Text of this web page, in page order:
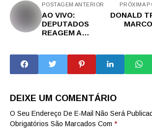
POSTAGEM ANTERIOR
AO VIVO:
DEPUTADOS
REAGEM A
OBSTRUÇÃO
IMEDIATA NO
CONGRESSO -
PRÓXIMA
DONALD
EM
COM
DEIXE UM COMENTÁRIO
O Seu Endereço De E-Mail Não Será
Obrigatórios São Marcados Com *